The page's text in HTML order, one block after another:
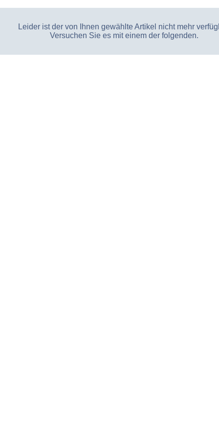
Leider ist der von Ihnen gewählte Artikel nicht mehr
Versuchen Sie es mit einem der folgenden.